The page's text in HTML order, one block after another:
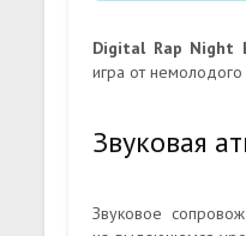
Digital Rap Night
игра от
Звуковая
Звуковое